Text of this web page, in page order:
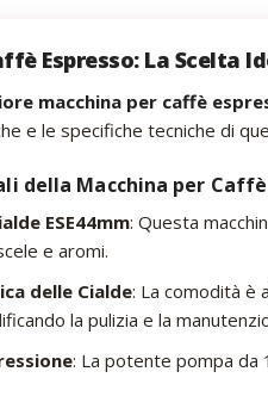
Espresso: La Scelta
macchina per caffè
e le specifiche tecniche di
della Macchina per
ESE44mm: Questa
e aromi.
delle Cialde: La comodità è
la pulizia e la
: La potente pompa